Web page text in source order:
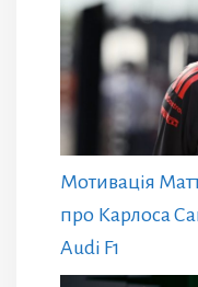
Мотивація
про Карлоса
Audi F1